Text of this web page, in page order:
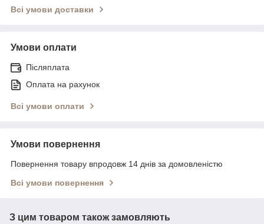
Всі умови доставки
Умови оплати
Післяплата
Оплата на рахунок
Всі умови оплати
Умови повернення
Повернення товару впродовж 14 днів за домовленістю
Всі умови повернення
З цим товаром також замовляють